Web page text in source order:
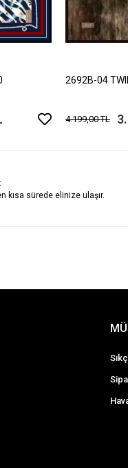
2692B-04
4.199,00 TL
kısa sürede elinize ulaşır.